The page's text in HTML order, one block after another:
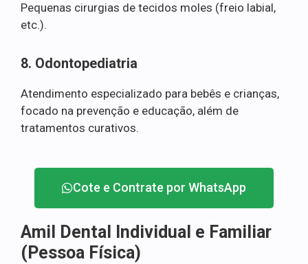
Pequenas cirurgias de tecidos moles (freio labial,
etc.).
8. Odontopediatria
Atendimento especializado para bebês e crianças,
focado na prevenção e educação, além de
tratamentos curativos.
Cote e Contrate por WhatsApp
Amil Dental Individual e Familiar
(Pessoa Física)